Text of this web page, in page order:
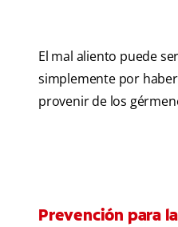
El mal aliento puede
simplemente por
provenir de los
Prevención para